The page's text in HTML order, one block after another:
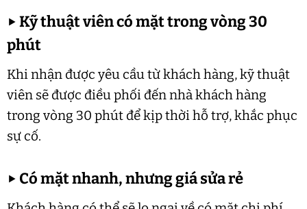
▶Kỹ thuật viên có mặt trong vòng 30
phút
Khi nhận được yêu cầu từ khách hàng, kỹ thuật
viên sẽ được điều phối đến nhà khách hàng
trong vòng 30 phút để kịp thời hỗ trợ, khắc phục
sự cố.
▶ Có mặt nhanh, nhưng giá sửa rẻ